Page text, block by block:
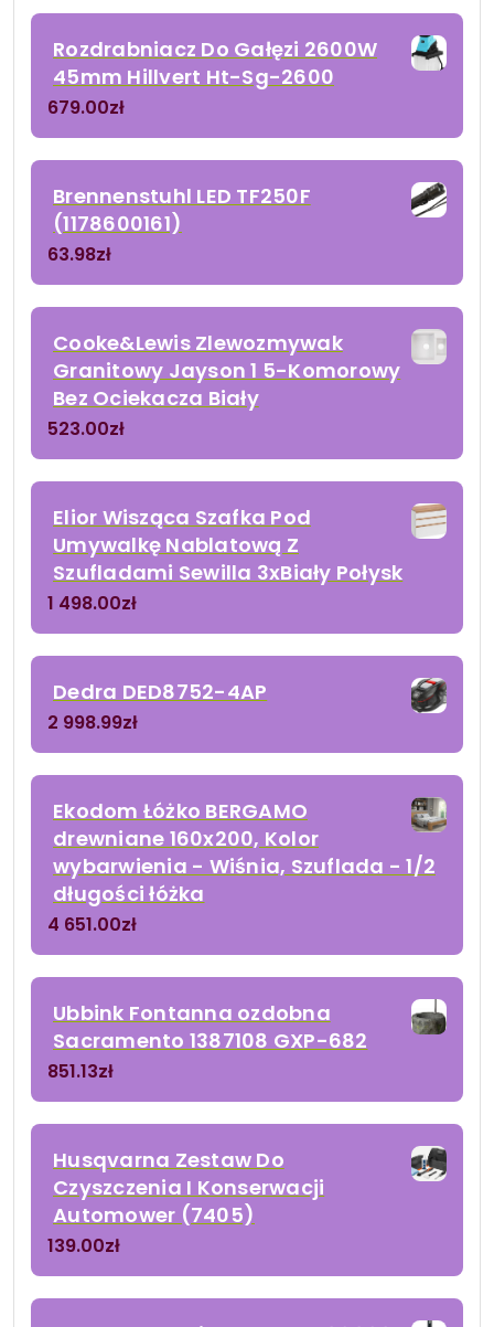
Rozdrabniacz Do Gałęzi 2600W
45mm Hillvert Ht-Sg-2600
679.00zł
Brennenstuhl LED TF250F
(1178600161)
63.98zł
Cooke&Lewis Zlewozmywak
Granitowy Jayson 1 5-Komorowy
Bez Ociekacza Biały
523.00zł
Elior Wisząca Szafka Pod
Umywalkę Nablatową Z
Szufladami Sewilla 3xBiały Połysk
1 498.00zł
Dedra DED8752-4AP
2 998.99zł
Ekodom Łóżko BERGAMO
drewniane 160x200, Kolor
wybarwienia - Wiśnia, Szuflada - 1/2
długości łóżka
4 651.00zł
Ubbink Fontanna ozdobna
Sacramento 1387108 GXP-682
851.13zł
Husqvarna Zestaw Do
Czyszczenia I Konserwacji
Automower (7405)
139.00zł